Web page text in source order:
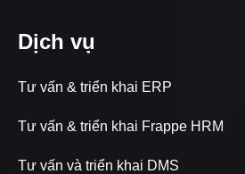
Dịch vụ
Tư vấn & triển khai ERP
Tư vấn & triển khai Frappe HRM
Tư vấn và triển khai DMS